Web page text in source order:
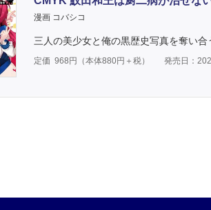
漫画 コバシコ
三人の美少女と俺の黒歴史写真を奪い
定価 968 円（本体880円＋税） 発売日：